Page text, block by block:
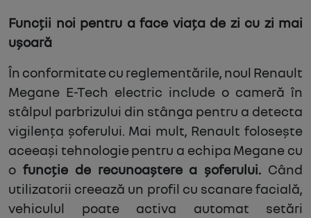
Funcții noi pentru a face viața de zi cu zi mai
ușoară
În conformitate cu reglementările, noul Renault
Megane E-Tech electric include o cameră în
stâlpul parbrizului din stânga pentru a detecta
vigilența șoferului. Mai mult, Renault folosește
aceeași tehnologie pentru a echipa Megane cu
o funcție de recunoaștere a șoferului. Când
utilizatorii creează un profil cu scanare facială,
vehiculul poate activa automat setări